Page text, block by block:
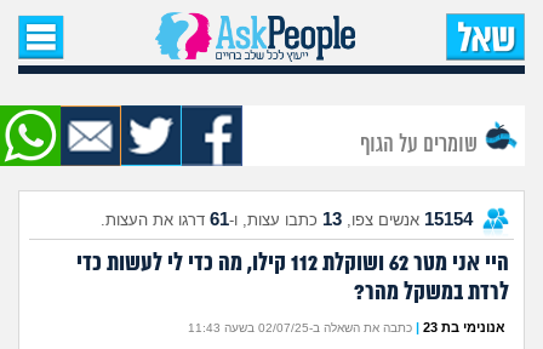
עמוד הבית
שאל שאלה
שאלות חדשות
שאלות שעוררו עניין
שומרים על הגוף
15154 אנשים צפו, 13 כתבו עצות, ו-61 דרגו את העצות.
היי אני מטר 62 ושוקלת 112 קילו, מה כדי לי לעשות כדי
לרדת במשקל מהר?
אנונימי בת 23 | כתבה את השאלה ב-02/07/25 בשעה 11:43